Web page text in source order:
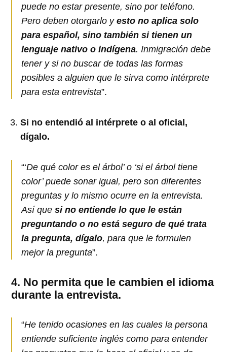
puede no estar presente, sino por teléfono.
Pero deben otorgarlo yesto no aplica solo
para español, sino también si tienen un
lenguaje nativo o indígena. Inmigración debe
tener y si no buscar de todas las formas
posibles a alguien que le sirva como intérprete
para esta entrevista”.
Si no entendió al intérprete o al oficial,
dígalo.
“‘De qué color es el árbol’ o ‘si el árbol tiene
color’ puede sonar igual, pero son diferentes
preguntas y lo mismo ocurre en la entrevista.
Así quesi no entiende lo que le están
preguntando o no está seguro de qué trata
la pregunta, dígalo, para que le formulen
mejor la pregunta”.
4. No permita que le cambien el idioma
durante la entrevista.
“He tenido ocasiones en las cuales la persona
entiende suficiente inglés como para entender